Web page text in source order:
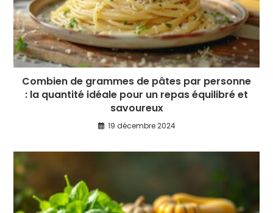
Combien de grammes de pâtes par personne
: la quantité idéale pour un repas équilibré et
savoureux
19 décembre 2024